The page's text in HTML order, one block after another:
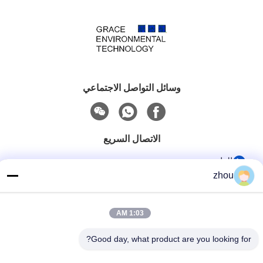
وسائل التواصل الاجتماعي
الاتصال السريع
الهاتف
عنوان
zhou
1:03 AM
Good day, what product are you looking for?